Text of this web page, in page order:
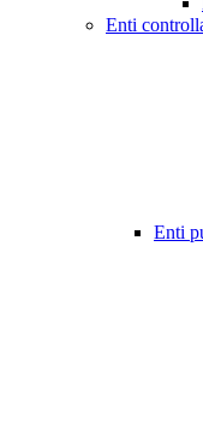
Enti
Enti